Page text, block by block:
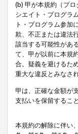
(b) 甲が本規約（プ
シエイト・プログラ
ト・プログラム参加
欺、不正または違法
該当する可能性があ
て、甲が以前に本規
合。疑義を避けるた
重大な違反とみなされ
甲は、正確な金額が
支払いを保留するこ
本規約の解除に伴い